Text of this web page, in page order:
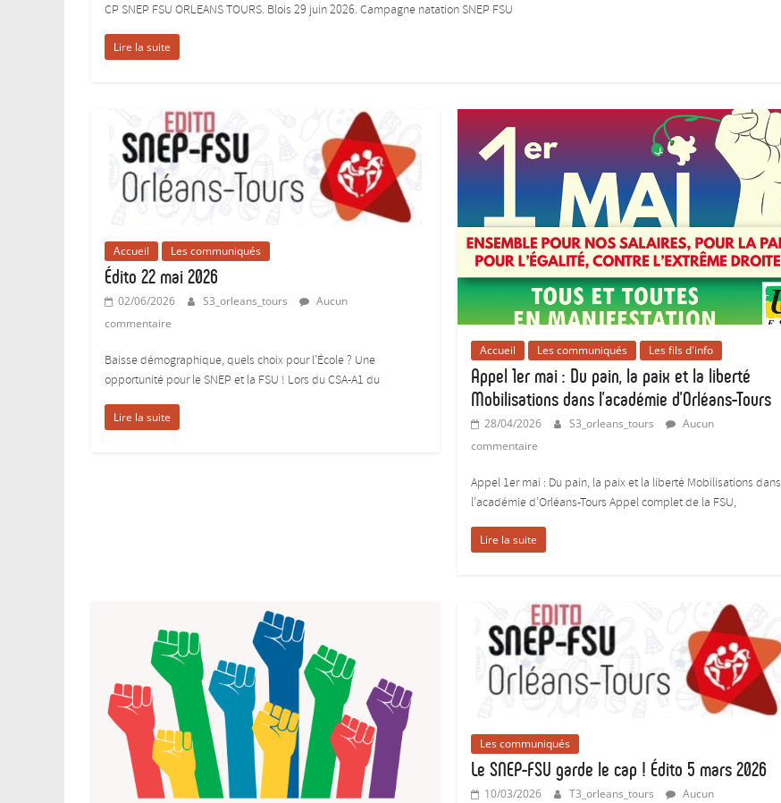
CP SNEP FSU ORLEANS TOURS. Blois 29 juin 2026. Campagne natation SNEP FSU
Lire la suite
Accueil Les communiqués
Édito 22 mai 2026
02/06/2026 S3_orleans_tours
Aucun
commentaire
Baisse démographique, quels choix pour l’École ? Une
opportunité pour le SNEP et la FSU ! Lors du CSA-A1 du
Lire la suite
Accueil Les communiqués Les fils d'info
Appel 1er mai : Du pain, la paix et la liberté
Mobilisations dans l’académie d’Orléans-Tours
28/04/2026 S3_orleans_tours
Aucun
commentaire
Appel 1er mai : Du pain, la paix et la liberté Mobilisations dans
l’académie d’Orléans-Tours Appel complet de la FSU,
Lire la suite
Les communiqués
Le SNEP-FSU garde le cap ! Édito 5 mars 2026
10/03/2026 T3_orleans_tours
Aucun